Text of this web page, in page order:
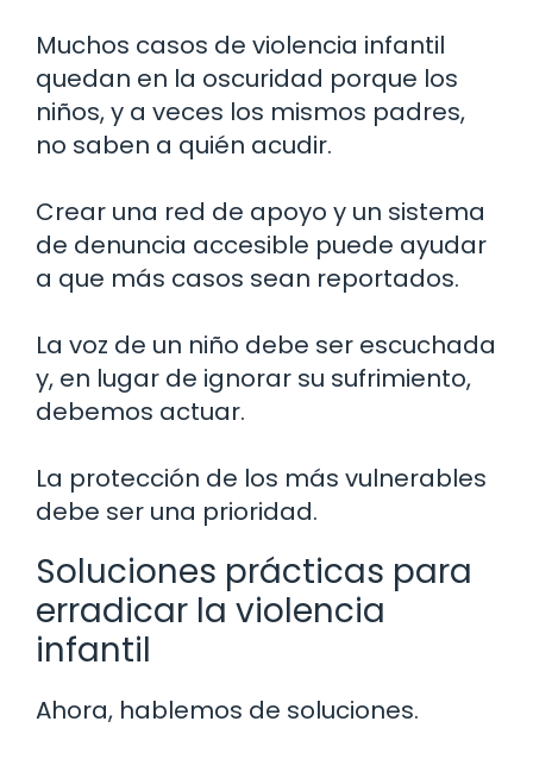
Muchos casos de violencia infantil
quedan en la oscuridad porque los
niños, y a veces los mismos padres,
no saben a quién acudir.
Crear una red de apoyo y un sistema
de denuncia accesible puede ayudar
a que más casos sean reportados.
La voz de un niño debe ser escuchada
y, en lugar de ignorar su sufrimiento,
debemos actuar.
La protección de los más vulnerables
debe ser una prioridad.
Soluciones prácticas para
erradicar la violencia
infantil
Ahora, hablemos de soluciones.